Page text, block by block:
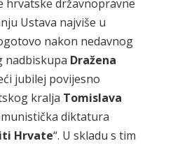
hrvatske državnopravne
Ustava najviše u
nakon nedavnog
nadbiskupa Dražena
jubilej povijesno
kralja Tomislava
diktatura
Hrvate“. U skladu s tim